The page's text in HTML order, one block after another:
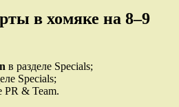
в хомяке на 8–9
в разделе Specials;
Specials;
PR & Team.